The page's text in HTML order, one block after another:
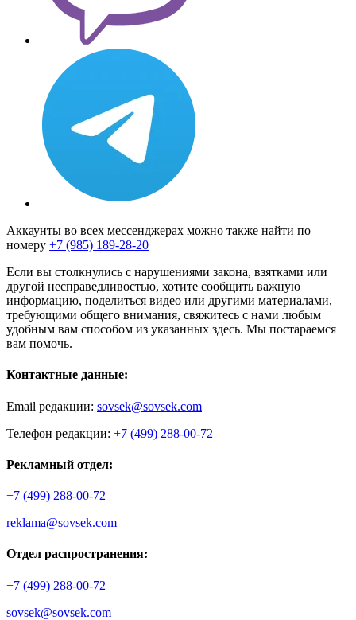
Аккаунты во всех мессенджерах можно также найти по
номеру +7 (985) 189-28-20
Если вы столкнулись с нарушениями закона, взятками или
другой несправедливостью, хотите сообщить важную
информацию, поделиться видео или другими материалами,
требующими общего внимания, свяжитесь с нами любым
удобным вам способом из указанных здесь. Мы постараемся
вам помочь.
Контактные данные:
Email редакции: sovsek@sovsek.com
Телефон редакции: +7 (499) 288-00-72
Рекламный отдел:
+7 (499) 288-00-72
reklama@sovsek.com
Отдел распространения:
+7 (499) 288-00-72
sovsek@sovsek.com